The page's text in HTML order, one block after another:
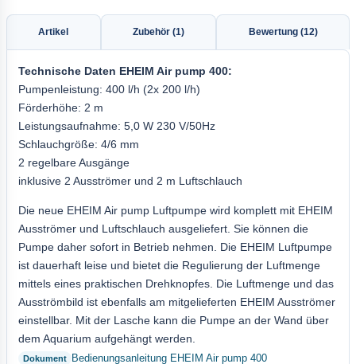
Artikel Zubehör (1) Bewertung (12)
Technische Daten EHEIM Air pump 400:
Pumpenleistung: 400 l/h (2x 200 l/h)
Förderhöhe: 2 m
Leistungsaufnahme: 5,0 W 230 V/50Hz
Schlauchgröße: 4/6 mm
2 regelbare Ausgänge
inklusive 2 Ausströmer und 2 m Luftschlauch
Die neue EHEIM Air pump Luftpumpe wird komplett mit EHEIM
Ausströmer und Luftschlauch ausgeliefert. Sie können die
Pumpe daher sofort in Betrieb nehmen. Die EHEIM Luftpumpe
ist dauerhaft leise und bietet die Regulierung der Luftmenge
mittels eines praktischen Drehknopfes. Die Luftmenge und das
Ausströmbild ist ebenfalls am mitgelieferten EHEIM Ausströmer
einstellbar. Mit der Lasche kann die Pumpe an der Wand über
dem Aquarium aufgehängt werden.
Bedienungsanleitung EHEIM Air pump 400